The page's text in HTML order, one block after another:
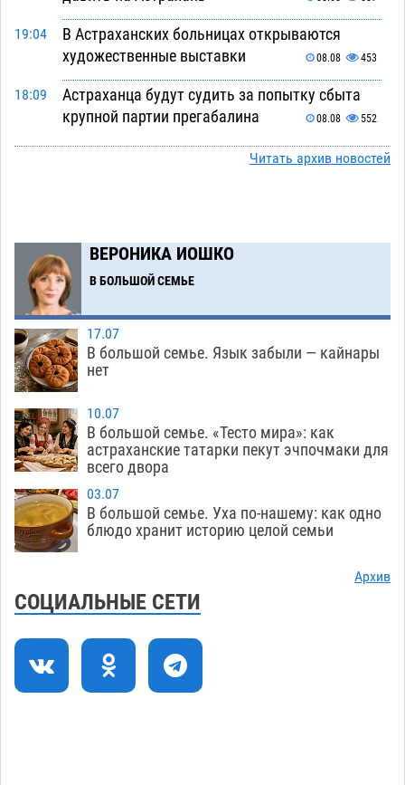
19:04
В Астраханских больницах открываются
художественные выставки
08.08 453
18:09
Астраханца будут судить за попытку сбыта
крупной партии прегабалина
08.08 552
Игорь Мартынов вручил награды тренерам и
юбилей
14:19
Погибший на Донбассе волонтер из Астрахани
стал героем мурала
08.08 572
13:10
Подросток, перебегавший дорогу вне
перехода, попал под колеса авто в Астрахани
12:02
Астраханский следком помог подростку
получить зарплату за честный труд
10:51
Фаворитская ноша: астраханские
гандболисты крупно проиграли пермякам
09:00
Лидеры чеченской диаспоры в Астрахани
Никольской
18:00
Завтра астраханцы проведут день в режиме
Читать архив новостей
ВЕРОНИКА ИОШКО
В БОЛЬШОЙ СЕМЬЕ
17.07
В большой семье. Язык забыли — кайнары
нет
10.07
В большой семье. «Тесто мира»: как
астраханские татарки пекут эчпочмаки для
всего двора
03.07
В большой семье. Уха по-нашему: как одно
блюдо хранит историю целой семьи
Архив
СОЦИАЛЬНЫЕ СЕТИ